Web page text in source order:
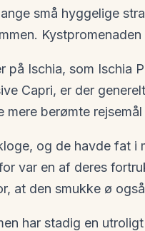
små hyggelige
på Ischia, som Ischia
Capri, er der
mere berømte rejsemål
og de havde fat i
var en af deres
at den smukke ø
har stadig en